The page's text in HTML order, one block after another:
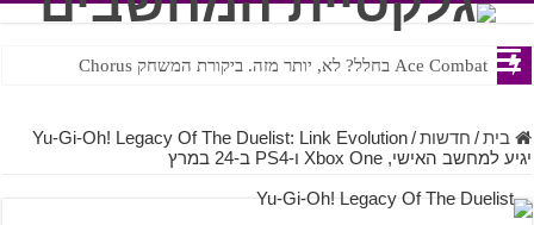
Ace Combat בחלל? לא, יותר מזה. ביקורת המשחק Chorus
Steven Universe והשירים שתורגמו בצורה נוראית לעברית
בית / חדשות /
Yu-Gi-Oh! Legacy Of The Duelist: Link Evolution
יגיע למחשב האישי, Xbox One ו-PS4 ב-24 במרץ